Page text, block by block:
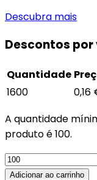
Descubra mais
Descontos por
Quantidade
1600
0,16
A quantidade
produto é 100.
Adicionar ao carrinho